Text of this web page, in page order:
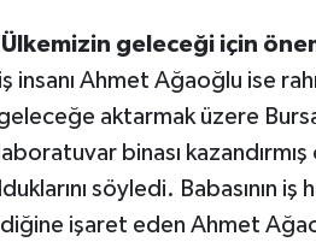
geleceği için
insanı Ahmet Ağaoğlu ise
aktarmak üzere
binası
söyledi. Babasının
işaret eden Ahmet